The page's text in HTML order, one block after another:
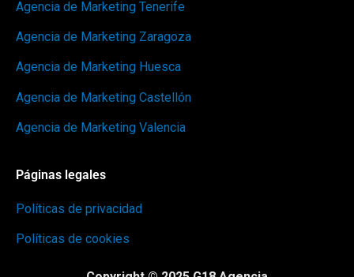
Agencia de Marketing Tenerife
Agencia de Marketing Zaragoza
Agencia de Marketing Huesca
Agencia de Marketing Castellón
Agencia de Marketing Valencia
Páginas legales
Políticas de privacidad
Políticas de cookies